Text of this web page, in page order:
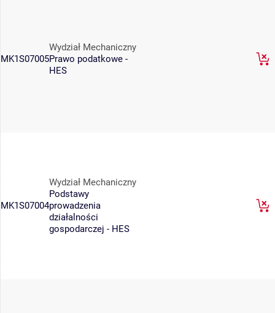
MK1S07005
Wydział Mechaniczny
Prawo podatkowe -
HES
MK1S07004
Wydział Mechaniczny
Podstawy
prowadzenia
działalności
gospodarczej - HES